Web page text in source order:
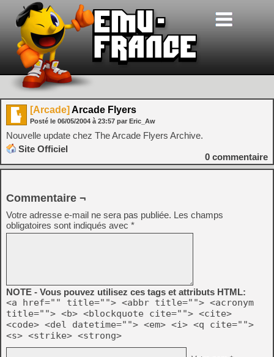
[Arcade] Arcade Flyers
Posté le 06/05/2004 à 23:57 par Eric_Aw
Nouvelle update chez The Arcade Flyers Archive.
Site Officiel
0 commentaire
Commentaire ¬
Votre adresse e-mail ne sera pas publiée. Les champs
obligatoires sont indiqués avec *
NOTE - Vous pouvez utilisez ces tags et attributs HTML:
<a href="" title=""> <abbr title=""> <acronym
title=""> <b> <blockquote cite=""> <cite>
<code> <del datetime=""> <em> <i> <q cite="">
<s> <strike> <strong>